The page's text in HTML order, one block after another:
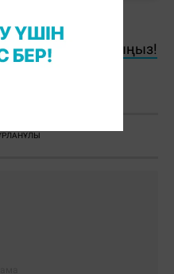
жазылып, ең
болып оқыңыз!